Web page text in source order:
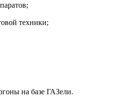
техники;
на базе ГАЗели.